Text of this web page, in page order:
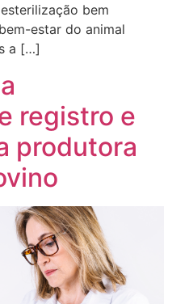
bem
estar do animal
a […]
registro e
produtora